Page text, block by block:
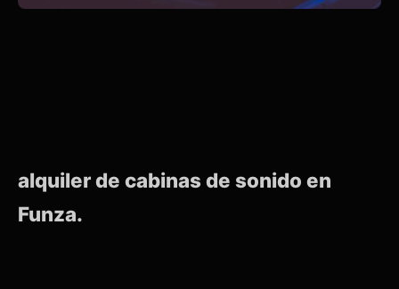
alquiler de cabinas de sonido en
Funza.